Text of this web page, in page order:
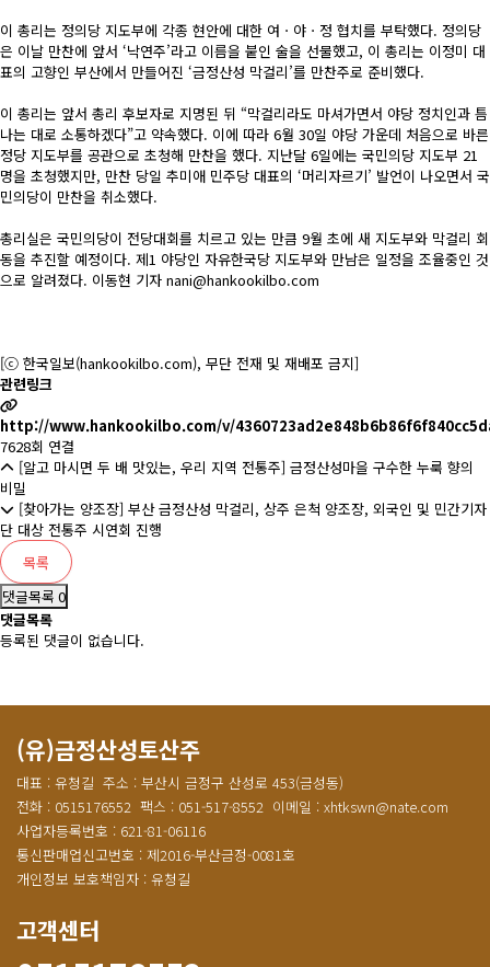
이 총리는 정의당 지도부에 각종 현안에 대한 여ㆍ야ㆍ정 협치를 부탁했다. 정의당
은 이날 만찬에 앞서 ‘낙연주’라고 이름을 붙인 술을 선물했고, 이 총리는 이정미 대
표의 고향인 부산에서 만들어진 ‘금정산성 막걸리’를 만찬주로 준비했다.
이 총리는 앞서 총리 후보자로 지명된 뒤 “막걸리라도 마셔가면서 야당 정치인과 틈
나는 대로 소통하겠다”고 약속했다. 이에 따라 6월 30일 야당 가운데 처음으로 바른
정당 지도부를 공관으로 초청해 만찬을 했다. 지난달 6일에는 국민의당 지도부 21
명을 초청했지만, 만찬 당일 추미애 민주당 대표의 ‘머리자르기’ 발언이 나오면서 국
민의당이 만찬을 취소했다.
총리실은 국민의당이 전당대회를 치르고 있는 만큼 9월 초에 새 지도부와 막걸리 회
동을 추진할 예정이다. 제1 야당인 자유한국당 지도부와 만남은 일정을 조율중인 것
으로 알려졌다. 이동현 기자 nani@hankookilbo.com
[ⓒ 한국일보(hankookilbo.com), 무단 전재 및 재배포 금지]
관련링크
http://www.hankookilbo.com/v/
7628회 연결
[알고 마시면 두 배 맛있는, 우리 지역 전통주] 금정산성마을 구수한 누룩 향의
비밀
[찾아가는 양조장] 부산 금정산성 막걸리, 상주 은척 양조장, 외국인 및 민간기자
단 대상 전통주 시연회 진행
목록
댓글목록 0
댓글목록
등록된 댓글이 없습니다.
(유)금정산성토산주
대표 : 유청길 주소 : 부산시 금정구 산성로 453(금성동)
전화 : 0515176552 팩스 : 051-517-8552 이메일 : xhtkswn@nate.com
사업자등록번호 : 621-81-06116
통신판매업신고번호 : 제2016-부산금정-0081호
개인정보 보호책임자 : 유청길
고객센터